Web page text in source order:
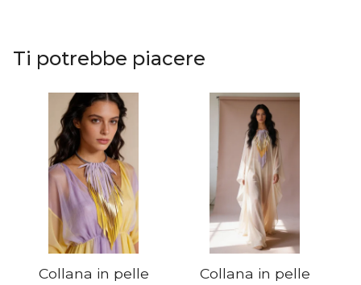
Ti potrebbe piacere
Collana in pelle
Collana in pelle